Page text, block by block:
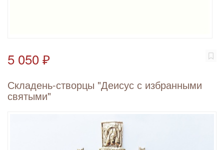
5 050 ₽
Складень-створцы "Деисус с избранными
святыми"